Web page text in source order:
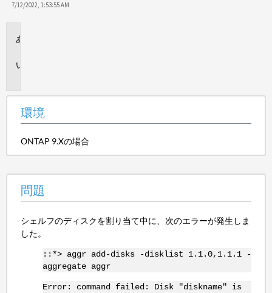
7/12/2022, 1:53:55 AM
環境
ONTAP 9.Xの場合
問題
シェルフのディスクを割り当て中に、次のエラーが発生しま
した。
::*> aggr add-disks -disklist 1.1.0,1.1.1 -
aggregate aggr
Error: command failed: Disk "diskname" is